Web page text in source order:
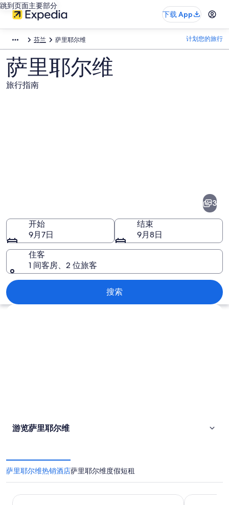
跳到页面主要部分
下载 App
芬兰 萨里耶尔维 计划您的旅行
萨里耶尔维
旅行指南
图
3
开始
9月7日
结束
9月8日
住客
1 间客房、2 位旅客
搜索
浏览地图
游览萨里耶尔维
萨里耶尔维热销酒店萨里耶尔维度假短租
Vacation home 6332 by Interhome